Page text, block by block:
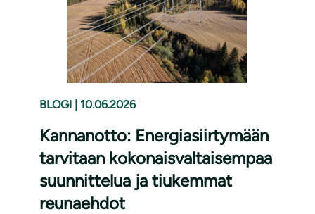
BLOGI 10.06.2026
Kannanotto: Energiasiirtymään
tarvitaan kokonaisvaltaisempaa
suunnittelua ja tiukemmat
reunaehdot